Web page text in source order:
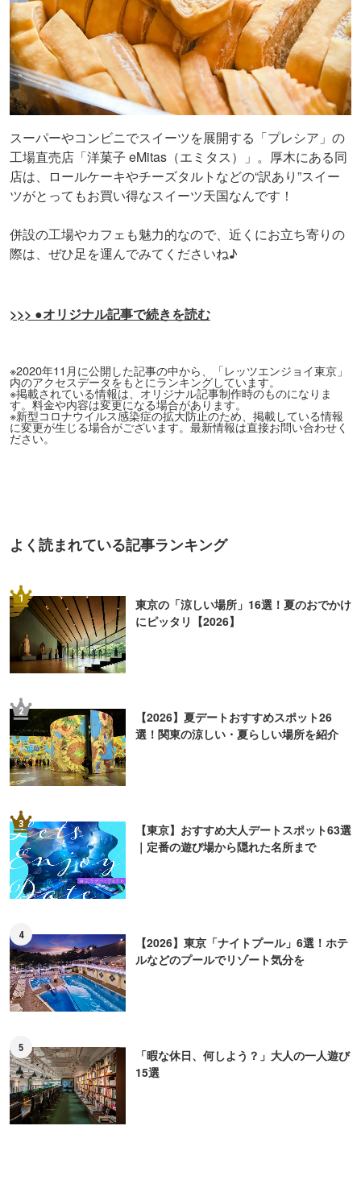
スーパーやコンビニでスイーツを展開する「プレシア」の
工場直売店「洋菓子 eMitas（エミタス）」。厚木にある同
店は、ロールケーキやチーズタルトなどの“訳あり”スイー
ツがとってもお買い得なスイーツ天国なんです！
併設の工場やカフェも魅力的なので、近くにお立ち寄りの
際は、ぜひ足を運んでみてくださいね♪
>>> ●オリジナル記事で続きを読む
※2020年11月に公開した記事の中から、「レッツエンジョイ東京」
内のアクセスデータをもとにランキングしています。
※掲載されている情報は、オリジナル記事制作時のものになりま
す。料金や内容は変更になる場合があります。
※新型コロナウイルス感染症の拡大防止のため、掲載している情報
に変更が生じる場合がございます。最新情報は直接お問い合わせく
ださい。
よく読まれている記事ランキング
1
東京の「涼しい場所」16選！夏のおでかけ
にピッタリ【2026】
2
【2026】夏デートおすすめスポット26
選！関東の涼しい・夏らしい場所を紹介
3
【東京】おすすめ大人デートスポット63選
｜定番の遊び場から隠れた名所まで
4
【2026】東京「ナイトプール」6選！ホテ
ルなどのプールでリゾート気分を
5
「暇な休日、何しよう？」大人の一人遊び
15選